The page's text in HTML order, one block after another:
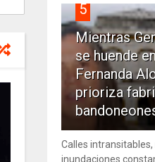
5
Mientras
se huende
Fernanda
prioriza
Calles
inundaciones